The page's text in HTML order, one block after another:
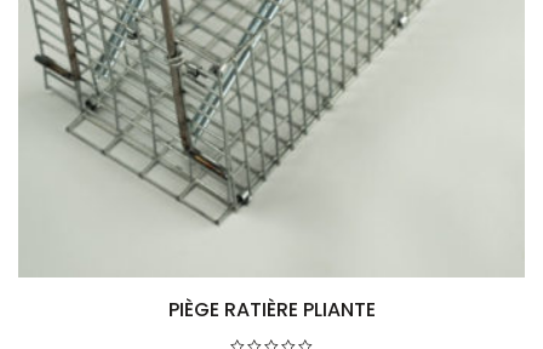
PIÈGE RATIÈRE PLIANTE
Ajouter au panier